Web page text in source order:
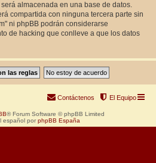
almacenada en una base de datos.
compartida con ninguna tercera parte sin
ni phpBB podrán considerarse
de hacking que conlleve a que los datos
El Equipo
Contáctenos
® Forum Software © phpBB Limited
español por phpBB España